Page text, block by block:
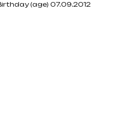
(age) 07.09.2012